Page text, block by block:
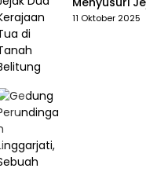
Kerajaan
11 Oktober 2025